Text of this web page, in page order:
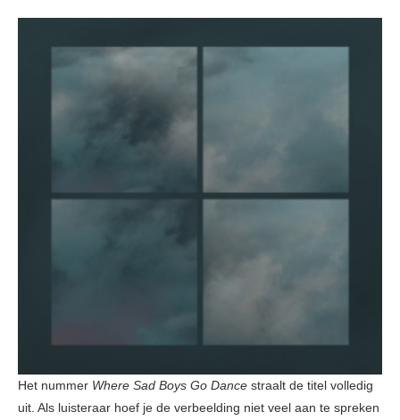
Het nummer Where Sad Boys Go Dance straalt de titel volledig
uit. Als luisteraar hoef je de verbeelding niet veel aan te spreken